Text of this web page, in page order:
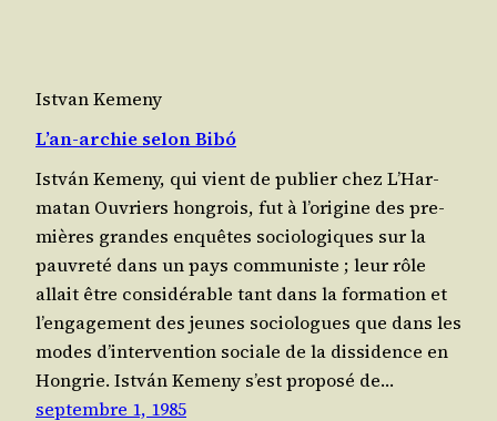
Istvan Kemeny
L’an-archie selon Bibó
István Keme­ny, qui vient de publier chez L’Har­
ma­tan Ouvriers hon­grois, fut à l’o­ri­gine des pre­
mières grandes enquêtes socio­lo­giques sur la
pau­vre­té dans un pays com­mu­niste ; leur rôle
allait être consi­dé­rable tant dans la for­ma­tion et
l’en­ga­ge­ment des jeunes socio­logues que dans les
modes d’in­ter­ven­tion sociale de la dis­si­dence en
Hon­grie. István Keme­ny s’est pro­po­sé de…
septembre 1, 1985